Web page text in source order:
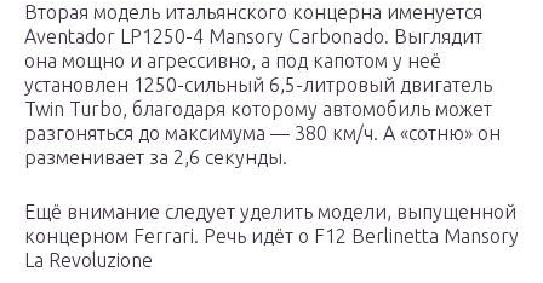
Вторая модель итальянского концерна именуется
Aventador LP1250-4 Mansory Carbonado. Выглядит
она мощно и агрессивно, a под капотом у неё
установлен 1250-сильный 6,5-литровый двигатель
Twin Turbo, благодаря которому автомобиль может
разгоняться до максимума — 380 км/ч. А «сотню» он
разменивает за 2,6 секунды.
Ещё внимание следует уделить модели, выпущенной
концерном Ferrari. Речь идёт о F12 Berlinetta Mansory
La Revoluzione